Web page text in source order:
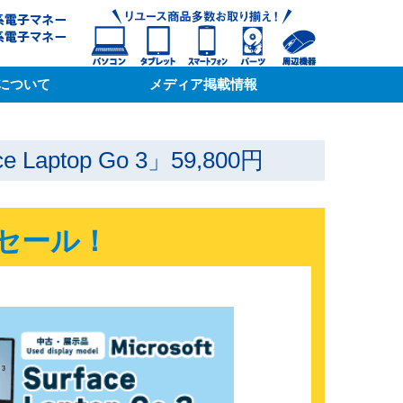
ついて メディア掲載情報
Laptop Go 3」59,800円
ール！